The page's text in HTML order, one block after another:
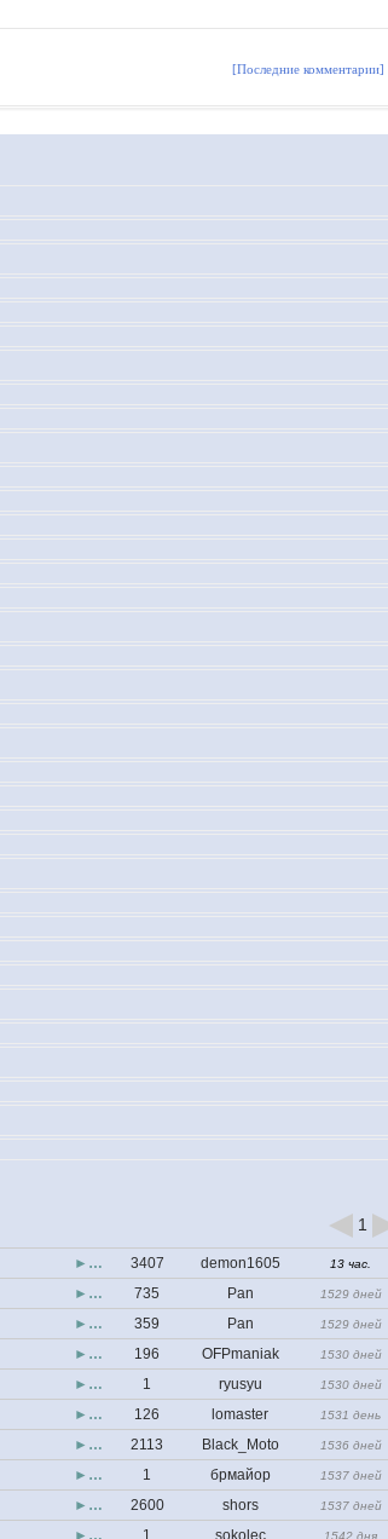
[Последние комментарии]
1
►… 3407 demon1605 13 час.
►… 735 Pan 1529 дней
►… 359 Pan 1529 дней
►… 196 OFPmaniak 1530 дней
►… 1 ryusyu 1530 дней
►… 126 lomaster 1531 день
►… 2113 Black_Moto 1536 дней
►… 1 брмайор 1537 дней
►… 2600 shors 1537 дней
►… 1 sokolec 1542 дня